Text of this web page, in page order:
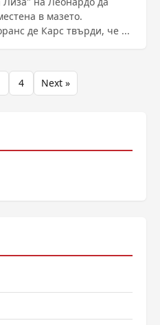
в мазето.
де Карс твърди, че ...
4 Next »